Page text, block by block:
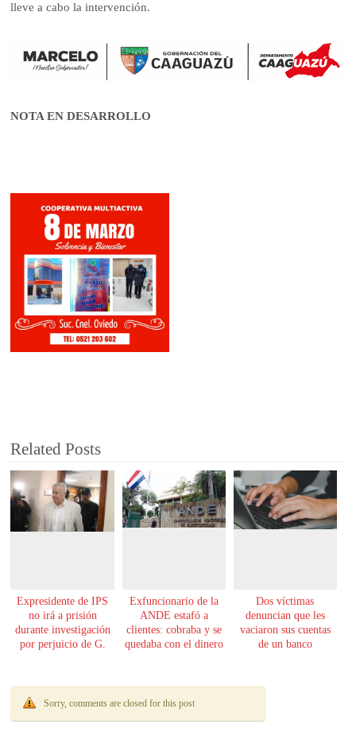
lleve a cabo la intervención.
NOTA EN DESARROLLO
Related Posts
Expresidente de IPS
no irá a prisión
durante investigación
por perjuicio de G.
Exfuncionario de la
ANDE estafó a
clientes: cobraba y se
quedaba con el dinero
Dos víctimas
denuncian que les
vaciaron sus cuentas
de un banco
Sorry, comments are closed for this post